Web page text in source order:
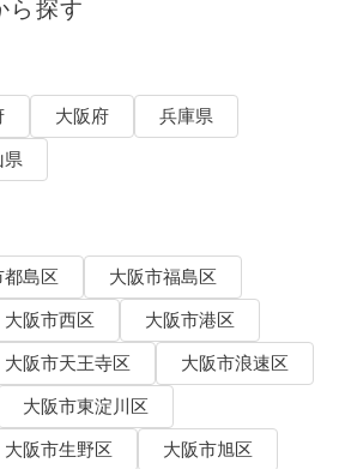
ら探す
大阪府
兵庫県
県
都島区
大阪市福島区
大阪市西区
大阪市港区
大阪市天王寺区
大阪市浪速区
大阪市東淀川区
大阪市生野区
大阪市旭区